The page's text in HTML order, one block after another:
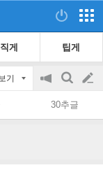
직게 팁게
기
공
지
on/off
검
색
글
쓰
30추글